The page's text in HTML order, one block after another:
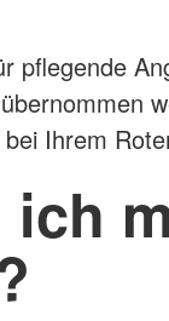
pflegende
Ihrem
ich